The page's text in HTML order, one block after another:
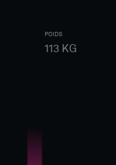
POIDS
113 KG